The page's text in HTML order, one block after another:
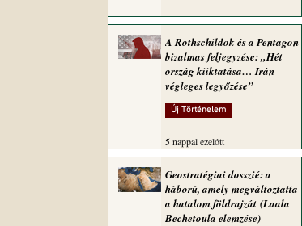
A Rothschildok és a Pentagon
bizalmas feljegyzése: „Hét
ország kiiktatása… Irán
végleges legyőzése”
Új Történelem
5 nappal ezelőtt
Geostratégiai dosszié: a
háború, amely megváltoztatta
a hatalom földrajzát (Laala
Bechetoula elemzése)